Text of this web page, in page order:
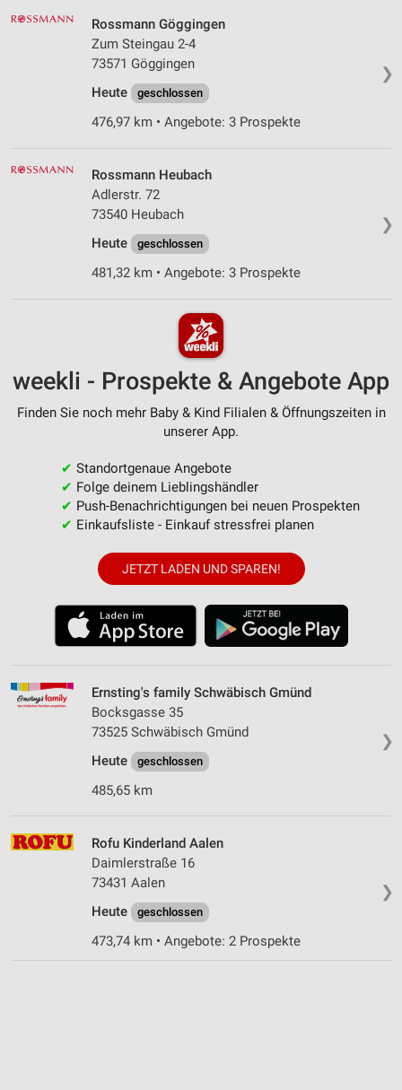
❯
Rossmann Göggingen
Zum Steingau 2-4
73571 Göggingen
Heute
geschlossen
476,97 km • Angebote: 3 Prospekte
❯
Rossmann Heubach
Adlerstr. 72
73540 Heubach
Heute
geschlossen
481,32 km • Angebote: 3 Prospekte
weekli - Prospekte & Angebote App
Finden Sie noch mehr Baby & Kind Filialen & Öffnungszeiten in
unserer App.
✔ Standortgenaue Angebote
✔ Folge deinem Lieblingshändler
✔ Push-Benachrichtigungen bei neuen Prospekten
✔ Einkaufsliste - Einkauf stressfrei planen
JETZT LADEN UND SPAREN!
❯
Ernsting's family Schwäbisch Gmünd
Bocksgasse 35
73525 Schwäbisch Gmünd
Heute
geschlossen
485,65 km
❯
Rofu Kinderland Aalen
Daimlerstraße 16
73431 Aalen
Heute
geschlossen
473,74 km • Angebote: 2 Prospekte